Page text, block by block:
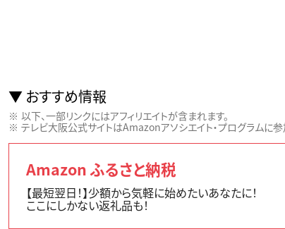
おすすめ情報
以下、一部リンクにはアフィリエイトが含まれます。
テレビ大阪公式サイトはAmazonアソシエイト・プログラムに
Amazon ふるさと納税
【最短翌日！】少額から気軽に始めたいあなたに！
ここにしかない返礼品も！